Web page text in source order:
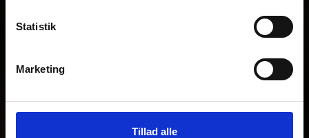
Statistik
Marketing
Tillad alle